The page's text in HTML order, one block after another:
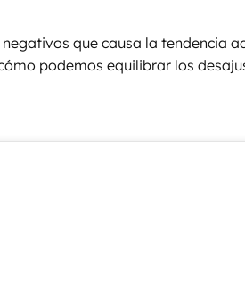
que causa la tendencia
podemos equilibrar los